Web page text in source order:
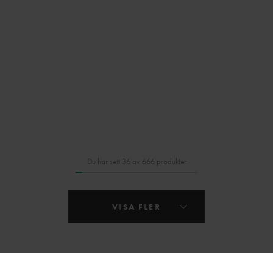
Du har sett 36 av 666 produkter
VISA FLER